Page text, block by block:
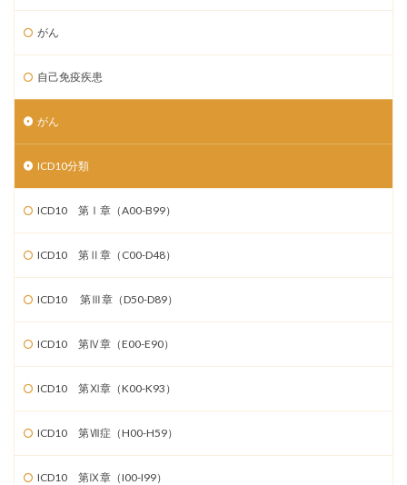
がん
自己免疫疾患
がん
ICD10分類
ICD10 第Ⅰ章（A00-B99）
ICD10 第Ⅱ章（C00-D48）
ICD10 第Ⅲ章（D50-D89）
ICD10 第Ⅳ章（E00-E90）
ICD10 第Ⅺ章（K00-K93）
ICD10 第Ⅶ症（H00-H59）
ICD10 第Ⅸ章（I00-I99）